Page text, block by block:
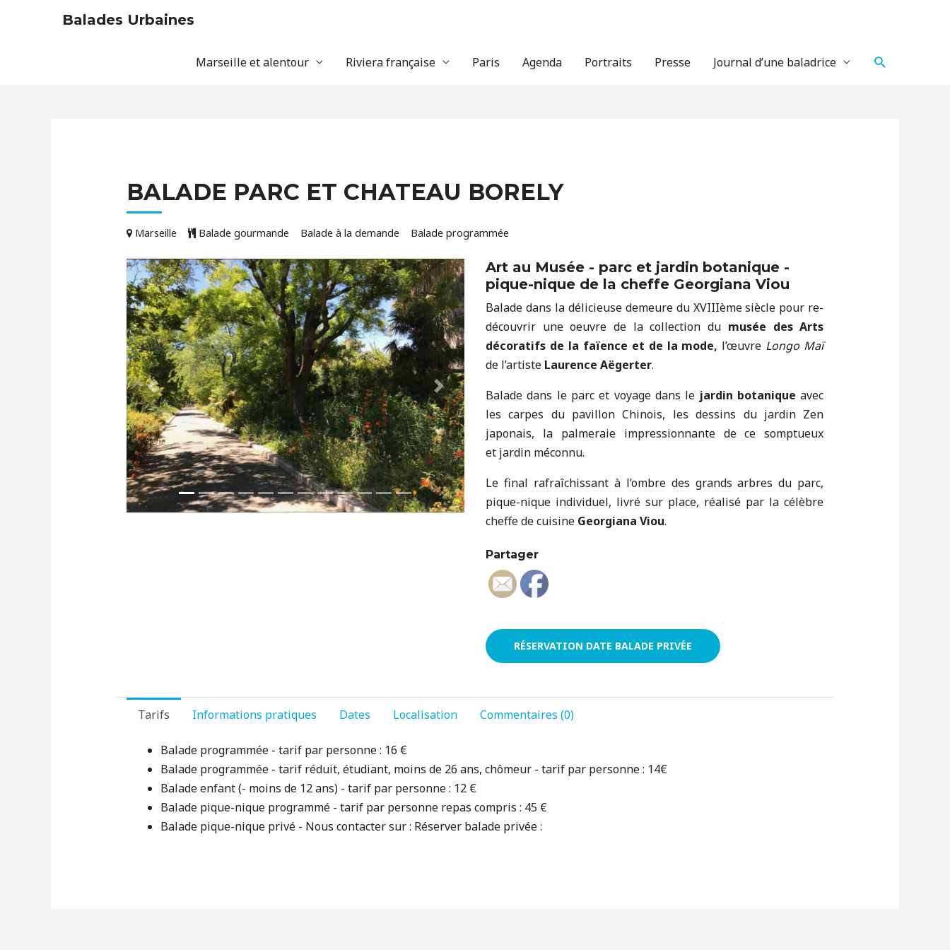
Balades Urbaines
Marseille et alentour Riviera française Paris Agenda Portraits Presse Journal d’une baladrice
BALADE PARC ET CHATEAU BORELY
Marseille Balade gourmande Balade à la demande Balade programmée
Précédent Suivant
Art au Musée - parc et jardin botanique -
pique-nique de la cheffe Georgiana Viou
Balade dans la délicieuse demeure du XVIIIème siècle pour re-
découvrir une oeuvre de la collection du musée des Arts
décoratifs de la faïence et de la mode, l’œuvre Longo Maï
de l’artiste Laurence Aëgerter.
Balade dans le parc et voyage dans le jardin botanique avec
les carpes du pavillon Chinois, les dessins du jardin Zen
japonais, la palmeraie impressionnante de ce somptueux
et jardin méconnu.
Le final rafraîchissant à l’ombre des grands arbres du parc,
pique-nique individuel, livré sur place, réalisé par la célèbre
cheffe de cuisine Georgiana Viou.
Partager
RÉSERVATION DATE BALADE PRIVÉE
Tarifs Informations pratiques Dates Localisation Commentaires (0)
Balade programmée - tarif par personne : 16 €
Balade programmée - tarif réduit, étudiant, moins de 26 ans, chômeur - tarif par personne : 14€
Balade enfant (- moins de 12 ans) - tarif par personne : 12 €
Balade pique-nique programmé - tarif par personne repas compris : 45 €
Balade pique-nique privé - Nous contacter sur : Réserver balade privée :